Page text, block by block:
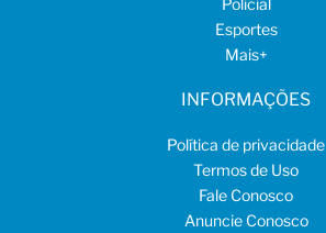
Policial
Esportes
Mais+
INFORMAÇÕES
Política de privacidade
Termos de Uso
Fale Conosco
Anuncie Conosco